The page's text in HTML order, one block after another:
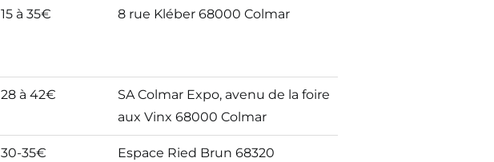
15 à 35€ 8 rue Kléber 68000 Colmar
28 à 42€
SA Colmar Expo, avenu de la foire
aux Vinx 68000 Colmar
30-35€
Espace Ried Brun 68320